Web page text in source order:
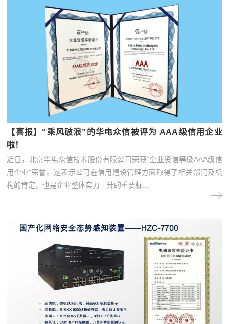
【喜报】“乘风破浪”的华电众信被评为 AAA级信用企业
啦！
近日，北京华电众信技术股份有限公司荣获“企业资信等级AAA级信
用企业”荣誉。这表示公司在信用建设管理方面取得了相关部门及机
构的肯定，也是企业整体实力上升的重要标...